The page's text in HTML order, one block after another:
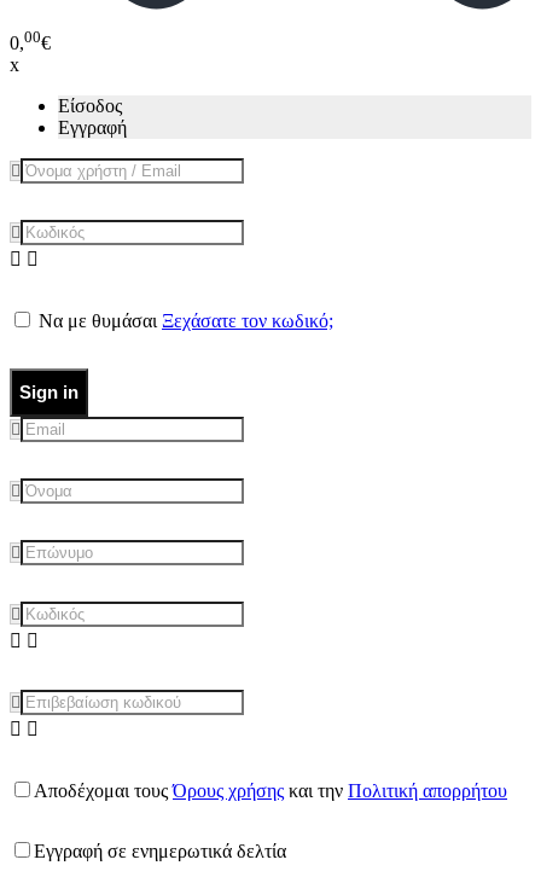
0,00€
x
Είσοδος
Εγγραφή
Να με θυμάσαι Ξεχάσατε τον κωδικό;
Sign in
Αποδέχομαι τουςΌρους χρήσης και την Πολιτική απορρήτου
Εγγραφή σε ενημερωτικά δελτία